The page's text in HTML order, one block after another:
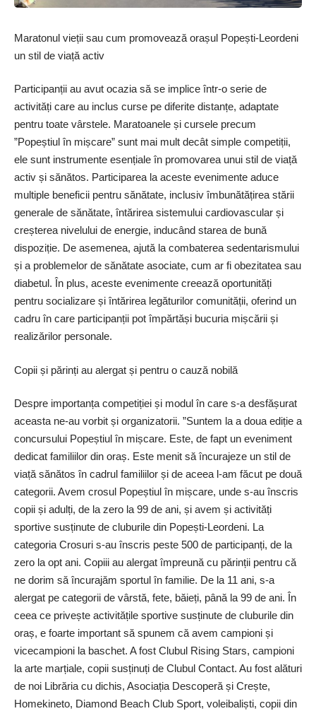
Maratonul vieții sau cum promovează orașul Popești-Leordeni
un stil de viață activ
Participanții au avut ocazia să se implice într-o serie de
activități care au inclus curse pe diferite distanțe, adaptate
pentru toate vârstele. Maratoanele și cursele precum
”Popeștiul în mișcare” sunt mai mult decât simple competiții,
ele sunt instrumente esențiale în promovarea unui stil de viață
activ și sănătos. Participarea la aceste evenimente aduce
multiple beneficii pentru sănătate, inclusiv îmbunătățirea stării
generale de sănătate, întărirea sistemului cardiovascular și
creșterea nivelului de energie, inducând starea de bună
dispoziție. De asemenea, ajută la combaterea sedentarismului
și a problemelor de sănătate asociate, cum ar fi obezitatea sau
diabetul. În plus, aceste evenimente creează oportunități
pentru socializare și întărirea legăturilor comunității, oferind un
cadru în care par­ticipanții pot împărtăși bu­curia mișcării și
realizărilor personale.
Copii și părinți au alergat și pentru o cauză nobilă
Despre importanța competiției și modul în care s-a desfășurat
aceasta ne-au vorbit și organizatorii. ”Suntem la a doua ediție a
concursului Popeștiul în mișcare. Este, de fapt un eveniment
dedicat familiilor din oraș. Este menit să încurajeze un stil de
viață sănătos în cadrul familiilor și de aceea l-am făcut pe două
categorii. Avem crosul Popeștiul în mișcare, unde s-au înscris
copii și adulți, de la zero la 99 de ani, și avem și activități
sportive susținute de cluburile din Popești-Leordeni. La
categoria Crosuri s-au înscris peste 500 de participanți, de la
zero la opt ani. Copiii au alergat împreună cu părinții pentru că
ne dorim să încurajăm sportul în familie. De la 11 ani, s-a
alergat pe categorii de vârstă, fete, băieți, până la 99 de ani. În
ceea ce privește activitățile sportive susținute de cluburile din
oraș, e foarte important să spunem că avem campioni și
vicecampioni la baschet. A fost Clubul Rising Stars, campioni
la arte marțiale, copii susținuți de Clubul Contact. Au fost alături
de noi Librăria cu dichis, Asociația Descoperă și Crește,
Homekineto, Diamond ­Beach Club Sport, voleibaliști, copii din